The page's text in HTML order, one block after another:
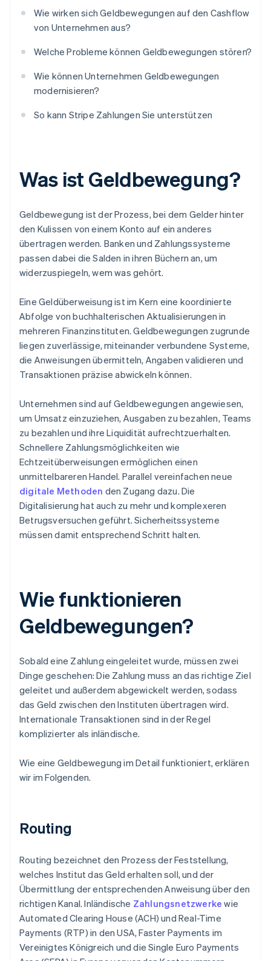
Wie wirken sich Geldbewegungen auf den Cashflow
von Unternehmen aus?
Welche Probleme können Geldbewegungen stören?
Wie können Unternehmen Geldbewegungen
modernisieren?
So kann Stripe Zahlungen Sie unterstützen
Was ist Geldbewegung?
Geldbewegung ist der Prozess, bei dem Gelder hinter
den Kulissen von einem Konto auf ein anderes
übertragen werden. Banken und Zahlungssysteme
passen dabei die Salden in ihren Büchern an, um
widerzuspiegeln, wem was gehört.
Eine Geldüberweisung ist im Kern eine koordinierte
Abfolge von buchhalterischen Aktualisierungen in
mehreren Finanzinstituten. Geldbewegungen zugrunde
liegen zuverlässige, miteinander verbundene Systeme,
die Anweisungen übermitteln, Angaben validieren und
Transaktionen präzise abwickeln können.
Unternehmen sind auf Geldbewegungen angewiesen,
um Umsatz einzuziehen, Ausgaben zu bezahlen, Teams
zu bezahlen und ihre Liquidität aufrechtzuerhalten.
Schnellere Zahlungsmöglichkeiten wie
Echtzeitüberweisungen ermöglichen einen
unmittelbareren Handel. Parallel vereinfachen neue
digitale Methoden den Zugang dazu. Die
Digitalisierung hat auch zu mehr und komplexeren
Betrugsversuchen geführt. Sicherheitssysteme
müssen damit entsprechend Schritt halten.
Wie funktionieren
Geldbewegungen?
Sobald eine Zahlung eingeleitet wurde, müssen zwei
Dinge geschehen: Die Zahlung muss an das richtige Ziel
geleitet und außerdem abgewickelt werden, sodass
das Geld zwischen den Instituten übertragen wird.
Internationale Transaktionen sind in der Regel
komplizierter als inländische.
Wie eine Geldbewegung im Detail funktioniert, erklären
wir im Folgenden.
Routing
Routing bezeichnet den Prozess der Feststellung,
welches Institut das Geld erhalten soll, und der
Übermittlung der entsprechenden Anweisung über den
richtigen Kanal. Inländische Zahlungsnetzwerke wie
Automated Clearing House (ACH) und Real-Time
Payments (RTP) in den USA, Faster Payments im
Vereinigtes Königreich und die Single Euro Payments